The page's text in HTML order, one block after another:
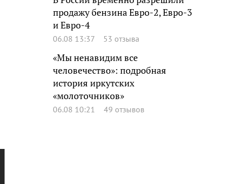
продажу бензина Евро-2, Евро-3
и Евро-4
06.08 13:37 53 отзыва
«Мы ненавидим все
человечество»: подробная
история иркутских
«молоточников»
06.08 10:21 49 отзывов